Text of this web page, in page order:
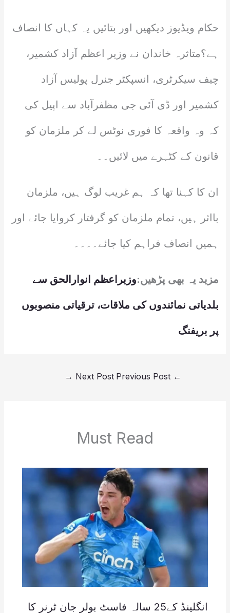
حکام ویڈیوز دیکھیں اور بتائیں یہ کہاں کا انصاف
ہے؟متاثرہ خاندان نے وزیر اعظم آزاد کشمیر،
چیف سیکرٹری، انسپکٹر جنرل پولیس آزاد
کشمیر اور ڈی آئی جی مظفرآباد سے اپیل کی
کہ وہ واقعہ کا فوری نوٹس لے کر ملزمان کو
قانون کے کٹہرے میں لائیں۔۔
ان کا کہنا تھا کہ ہم غریب لوگ ہیں، ملزمان
بااثر ہیں، تمام ملزمان کو گرفتار کروایا جائے اور
ہمیں انصاف فراہم کیا جائے۔۔۔۔
مزید یہ بھی پڑھیں:وزیراعظم انوارالحق سے
بلدیاتی نمائندوں کی ملاقات، ترقیاتی منصوبوں
پر بریفنگ
←
Next Post
→
Must Read
انگلینڈ کے25 سالہ فاسٹ بولر جان ٹرنر کا